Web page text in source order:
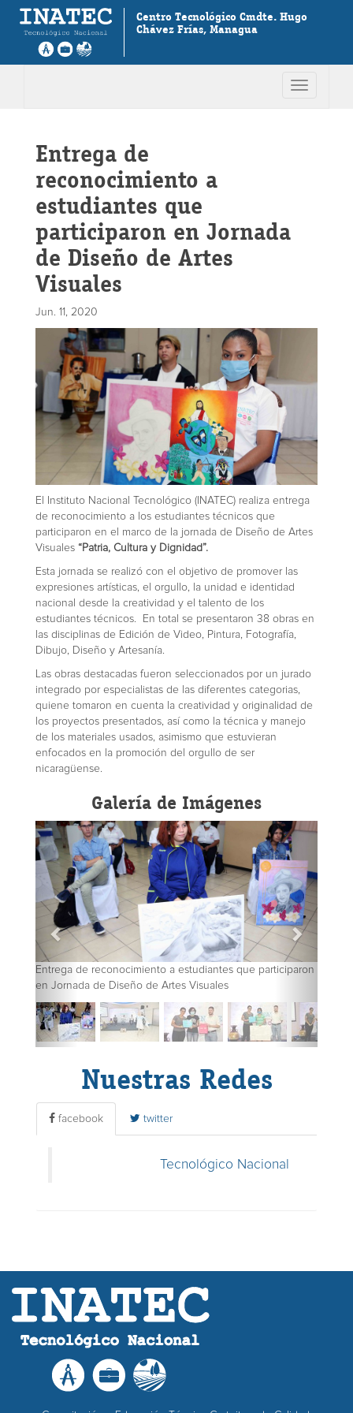
Centro Tecnológico Cmdte. Hugo
Chávez Frías, Managua
Toggle
Entrega de
reconocimiento a
estudiantes que
participaron en Jornada
de Diseño de Artes
Visuales
Jun. 11, 2020
El Instituto Nacional Tecnológico (INATEC) realiza entrega
de reconocimiento a los estudiantes técnicos que
participaron en el marco de la jornada de Diseño de Artes
Visuales “Patria, Cultura y Dignidad”.
Esta jornada se realizó con el objetivo de promover las
expresiones artísticas, el orgullo, la unidad e identidad
nacional desde la creatividad y el talento de los
estudiantes técnicos. En total se presentaron 38 obras en
las disciplinas de Edición de Video, Pintura, Fotografía,
Dibujo, Diseño y Artesanía.
Las obras destacadas fueron seleccionados por un jurado
integrado por especialistas de las diferentes categorias,
quiene tomaron en cuenta la creatividad y originalidad de
los proyectos presentados, así como la técnica y manejo
de los materiales usados, asimismo que estuvieran
enfocados en la promoción del orgullo de ser
nicaragüense.
Galería de Imágenes
Entrega de reconocimiento a estudiantes que participaron
en Jornada de Diseño de Artes Visuales
Nuestras Redes
facebook twitter
Tecnológico Nacional